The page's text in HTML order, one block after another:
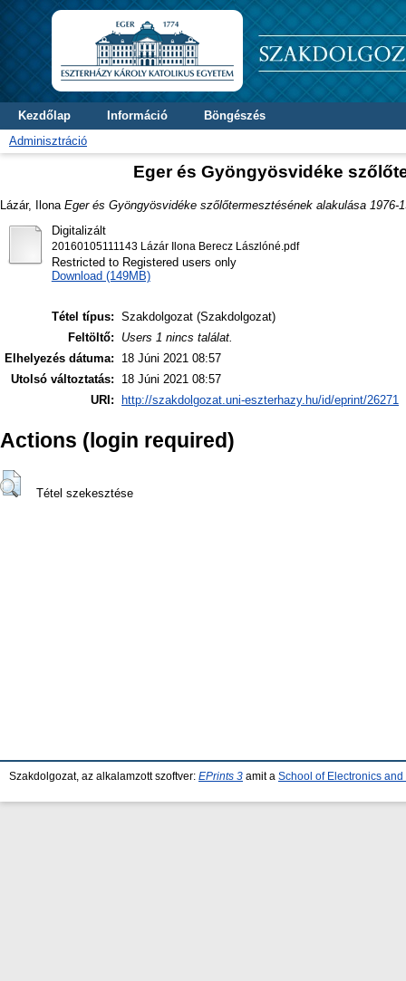
Kezdőlap Információ
Böngészés
Adminisztráció
Eger és Gyöngyösvidéke
Lázár, Ilona Eger és Gyöngyösvidéke szőlőtermesztésének alakulása 1976-
Digitalizált
20160105111143 Lázár Ilona Berecz Lászlóné.pdf
Restricted to Registered users only
Download (149MB)
Tétel típus: Szakdolgozat (Szakdolgozat)
Feltöltő:
Users 1 nincs találat.
Elhelyezés dátuma:
18 Júni 2021 08:57
Utolsó változtatás:
18 Júni 2021 08:57
URI:
http://szakdolgozat.uni-eszterhazy.hu/id/eprint/26271
Actions (login required)
Tétel szekesztése
Szakdolgozat, az alkalamzott szoftver: EPrints 3 amit a School of Electronics